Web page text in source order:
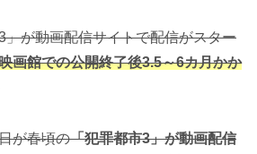
」が動画配信サイトで配信がスター
画館での公開終了後3.5～6カ月かか
が春頃の「犯罪都市3」が動画配信